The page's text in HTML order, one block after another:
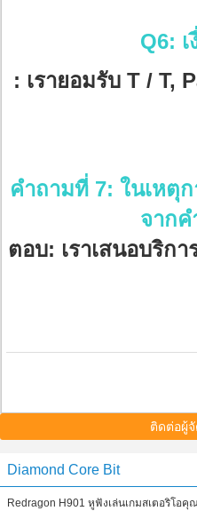
Q6:
: เรายอมรับ T / T,
คำถามที่ 7: ในเห
จากค
ตอบ: เราเสนอบริก
ติดต่อผู้
Diamond Core Bit
Redragon H901 หูฟังเล่นเกมสเตอริโอ